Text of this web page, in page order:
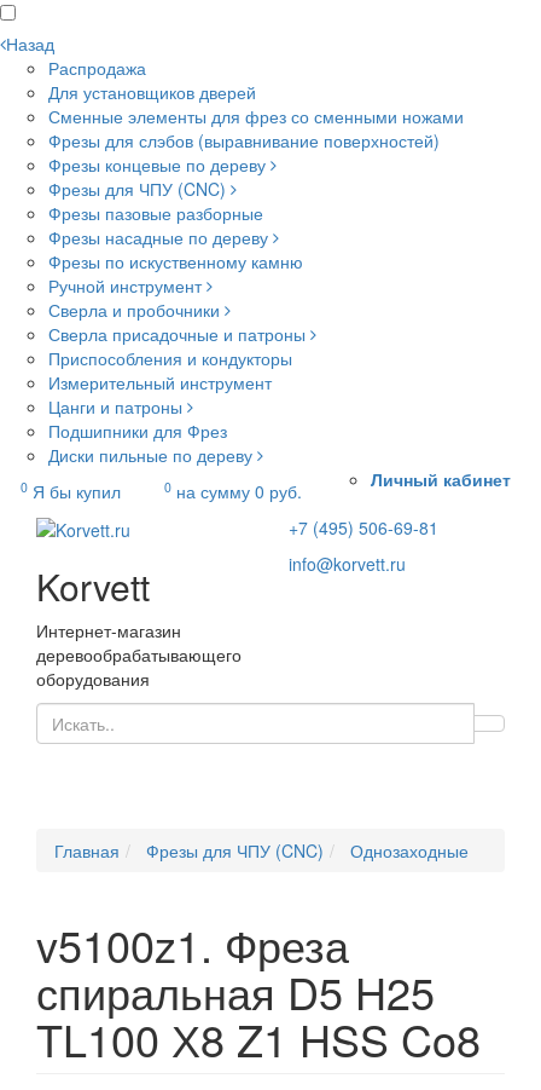
Назад
Распродажа
Для установщиков дверей
Сменные элементы для фрез со сменными ножами
Фрезы для слэбов (выравнивание поверхностей)
Фрезы концевые по дереву
Фрезы для ЧПУ (CNC)
Фрезы пазовые разборные
Фрезы насадные по дереву
Фрезы по искуственному камню
Ручной инструмент
Сверла и пробочники
Сверла присадочные и патроны
Приспособления и кондукторы
Измерительный инструмент
Цанги и патроны
Подшипники для Фрез
Диски пильные по дереву
0 Я бы купил 0 на сумму 0 руб. Личный кабинет
Korvett
Интернет-магазин
деревообрабатывающего
оборудования
+7 (495) 506-69-81
info@korvett.ru
Главная Фрезы для ЧПУ (CNC) Однозаходные
v5100z1. Фреза
спиральная D5 H25
TL100 Х8 Z1 HSS Co8